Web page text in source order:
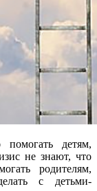
детям,
не знают, что
родителям,
с детьми-